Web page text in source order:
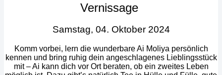
Vernissage
Samstag, 04. Oktober 2024
Komm vorbei, lern die wunderbare Ai Moliya persönlich
kennen und bring ruhig dein angeschlagenes Lieblingsstück
mit – Ai kann dich vor Ort beraten, ob ein zweites Leben